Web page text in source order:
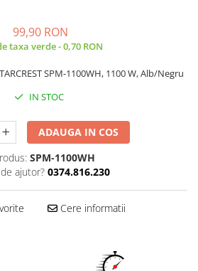
99,90 RON
taxa verde - 0,70 RON
SPM-1100WH, 1100 W, Alb/Negru
IN STOC
ADAUGA IN COS
SPM-1100WH
ajutor? 0374.816.230
Cere informatii